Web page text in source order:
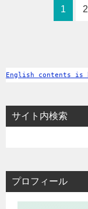
1 2
English contents is
サイト内検索
プロフィール